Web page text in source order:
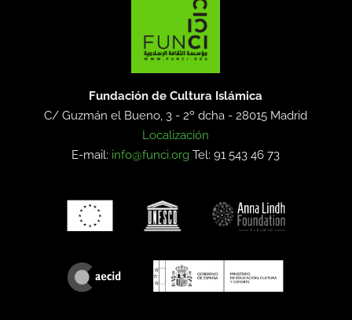
Fundación de Cultura Islámica
C/ Guzmán el Bueno, 3 - 2º dcha -28015 Madrid
Localización
E-mail: info@funci.org Tel: 91 543 46 73